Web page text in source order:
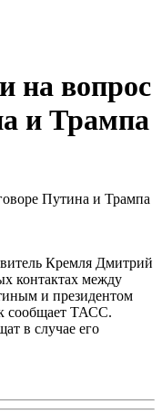
на вопрос
и Трампа
Кремля Дмитрий
контактах между
и президентом
сообщает ТАСС.
в случае его